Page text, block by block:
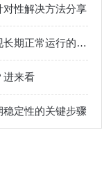
对性解决方法分享
掌握全自动数控机床使用流程是实现长期正常运行的根本保障
进来看
定性的关键步骤